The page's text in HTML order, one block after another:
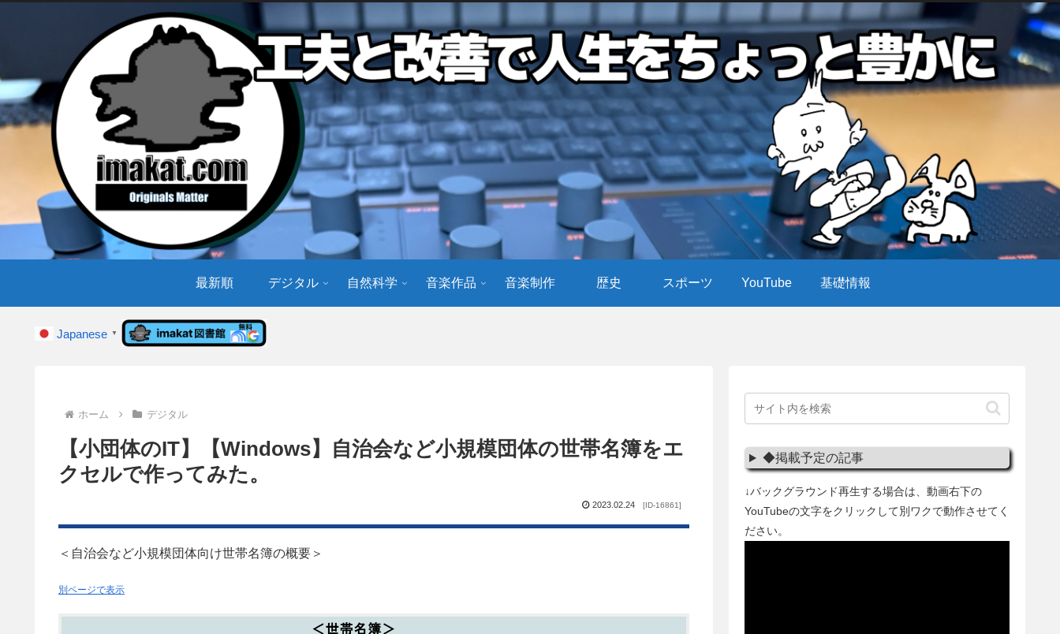
最新順 デジタル 自然科学 音楽作品 音楽制作 歴史 スポーツ YouTube 基礎情報
Japanese ▼
ホーム デジタル
【小団体のIT】【Windows】自治会など小規模団体の世帯名簿をエ
クセルで作ってみた。
2023.02.24 [ID-16861]
＜自治会など小規模団体向け世帯名簿の概要＞
別ページで表示
◆掲載予定の記事
↓バックグラウンド再生する場合は、動画右下の
YouTubeの文字をクリックして別ワクで動作させてく
ださい。